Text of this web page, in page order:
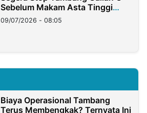
Sebelum Makam Asta Tinggi
Longsor
09/07/2026 - 08:05
Biaya Operasional Tambang
Terus Membengkak? Ternyata Ini